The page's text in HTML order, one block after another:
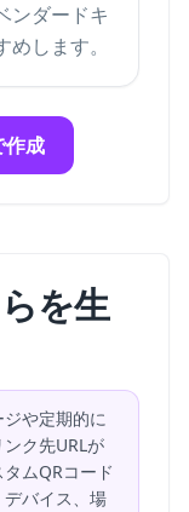
ンダードキ
します。
作成
を生
や定期的に
ク先URLが
ムQRコード
バイス、場